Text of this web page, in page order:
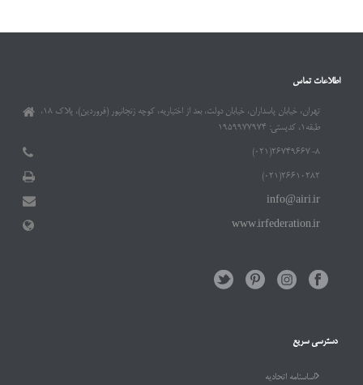
اطلاعات تماس
تهران، خیابان پاسداران، خیابان دولت، بعد از اختیاریه، کوچه زنجانپور (فروردین)، پلاک ۱۸،
طبقه۱، کدپستی: ۱۹۵۹۹۷۷۹۷۴
۲۶۷۴۹۶۶۷-۸(۰۲۱)
۲۶۶۱۰۲۸۲(۰۲۱)
info@airi.ir
www.irfederation.ir
دسترسی سریع
اساسنامه اتحادیه